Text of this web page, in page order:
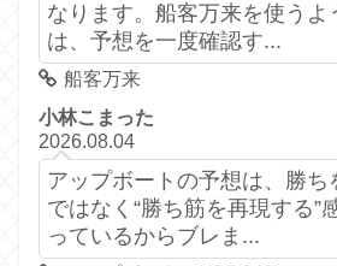
なります。船客万来を使うよ
は、予想を一度確認す...
船客万来
小林こまった
2026.08.04
アップボートの予想は、勝ち
ではなく“勝ち筋を再現する”
っているからブレま...